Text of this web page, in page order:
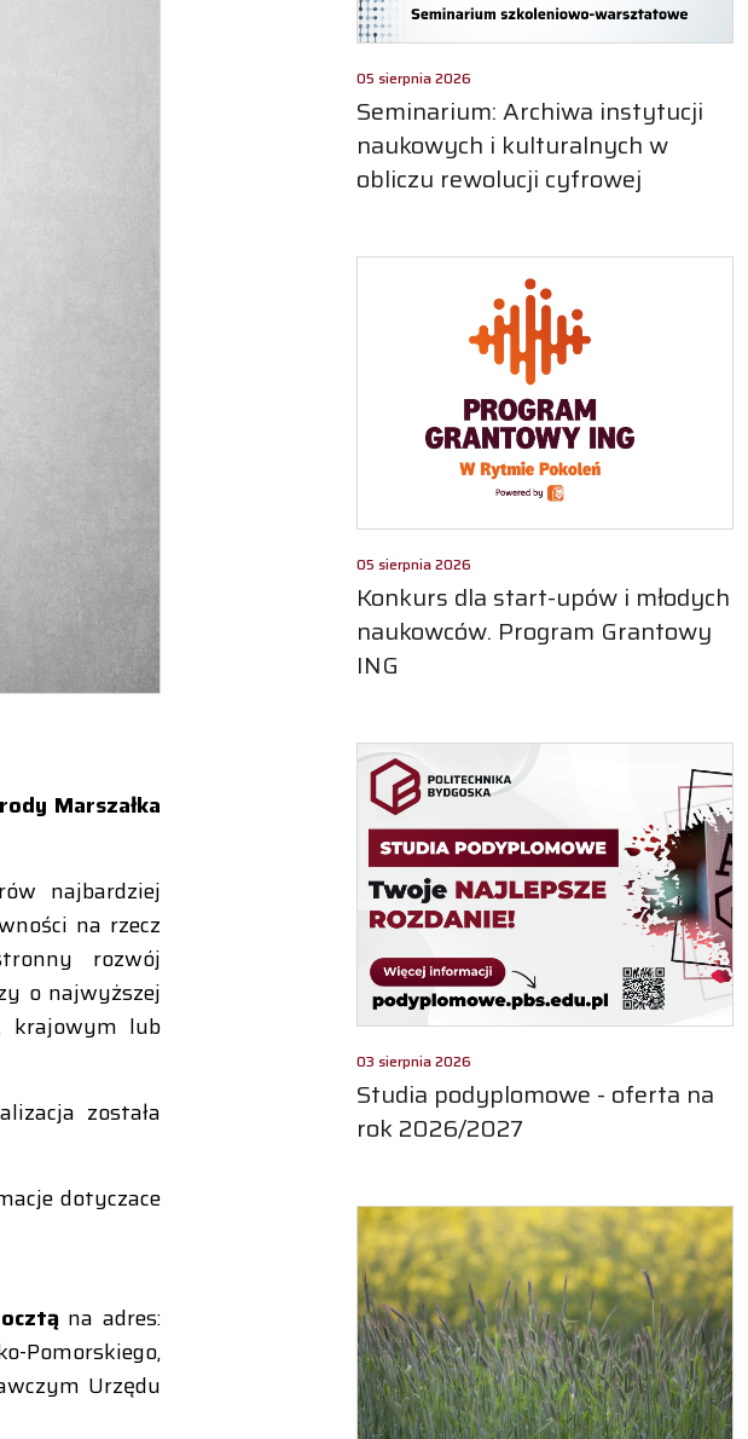
Marszałka
najbardziej
na rzecz
rozwój
o najwyższej
krajowym lub
została
dotyczace
na adres:
Pomorskiego,
Urzędu
05 sierpnia 2026
Seminarium: Archiwa instytucji
naukowych i kulturalnych w
obliczu rewolucji cyfrowej
05 sierpnia 2026
Konkurs dla start-upów i młodych
naukowców. Program Grantowy
ING
03 sierpnia 2026
Studia podyplomowe - oferta na
rok 2026/2027